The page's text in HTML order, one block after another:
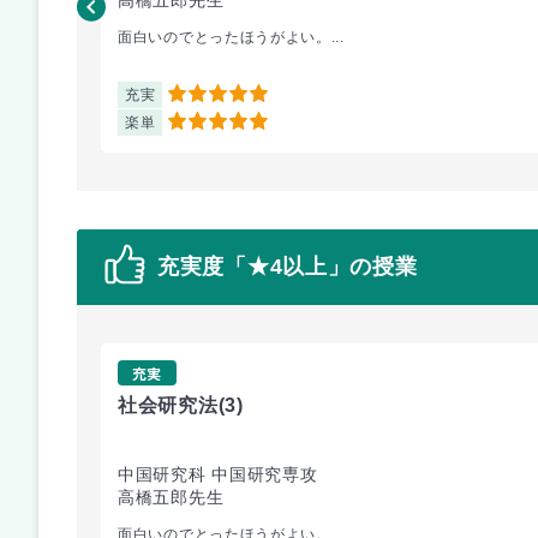
面白いのでとったほうがよい。...
充実 5
楽単 5
充実度「★4以上」の授業
充実
社会研究法(3)
中国研究科 中国研究専攻
高橋五郎先生
面白いのでとったほうがよい。...